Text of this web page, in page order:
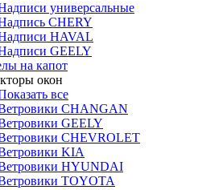
универсальные
CHERY
HAVAL
GEELY
на капот
окон
все
CHANGAN
GEELY
CHEVROLET
KIA
HYUNDAI
TOYOTA